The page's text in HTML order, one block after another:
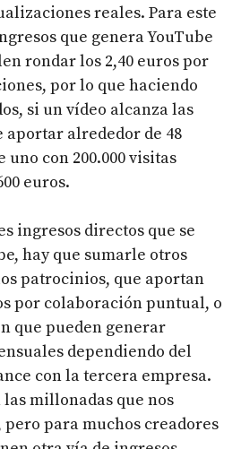
reales. Para este
que genera YouTube
rondar los 2,40 euros por
por lo que haciendo
si un vídeo alcanza las
aportar alrededor de 48
con 200.000 visitas
euros.
ingresos directos que se
hay que sumarle otros
patrocinios, que aportan
por colaboración puntual, o
que pueden generar
dependiendo del
con la tercera empresa.
millonadas que nos
para muchos creadores